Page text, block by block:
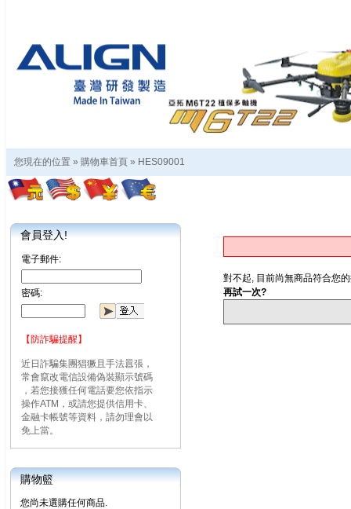
您現在的位置 » 購物車首頁 » HES09001
會員登入!
電子郵件:
密碼:
【防詐騙提醒】
近日詐騙集團猖獗且手法囂張，
常會竄改電信設備偽裝顯示號碼
，若您接獲任何電話要您依指示
操作ATM，或請您提供信用卡、
金融卡帳號等資料，請勿理會以
免上當。
購物籃
您尚未選購任何商品.
對不起, 目前尚無商品符合您
再試一次?